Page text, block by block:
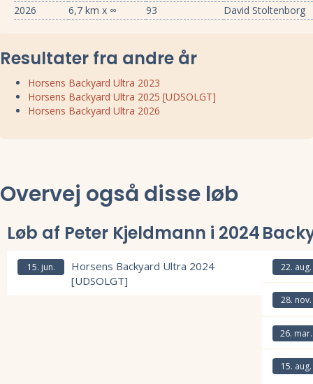
2026 6,7 km x ∞ 93 David Stoltenborg
Resultater fra andre år
Horsens Backyard Ultra 2023
Horsens Backyard Ultra 2025 [UDSOLGT]
Horsens Backyard Ultra 2026
Overvej også disse løb
Løb af Peter Kjeldmann i 2024
15. jun.
Horsens Backyard Ultra 2024
[UDSOLGT]
Læs mere om Horsens Backyard Ultra 2024 [UDSOLGT] og se
22. aug.
28. nov.
26. mar.
15. aug.